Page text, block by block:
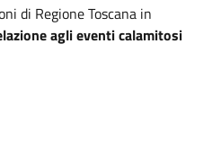
di Regione Toscana in
agli eventi calamitosi